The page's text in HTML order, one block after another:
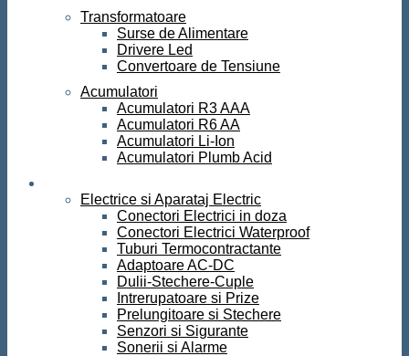
Transformatoare
Surse de Alimentare
Drivere Led
Convertoare de Tensiune
Acumulatori
Acumulatori R3 AAA
Acumulatori R6 AA
Acumulatori Li-Ion
Acumulatori Plumb Acid
Electrice si Aparataj Electric
Conectori Electrici in doza
Conectori Electrici Waterproof
Tuburi Termocontractante
Adaptoare AC-DC
Dulii-Stechere-Cuple
Intrerupatoare si Prize
Prelungitoare si Stechere
Senzori si Sigurante
Sonerii si Alarme